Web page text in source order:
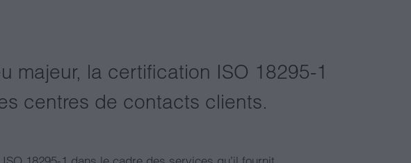
majeur, la certification ISO 18295-1
centres de contacts clients.